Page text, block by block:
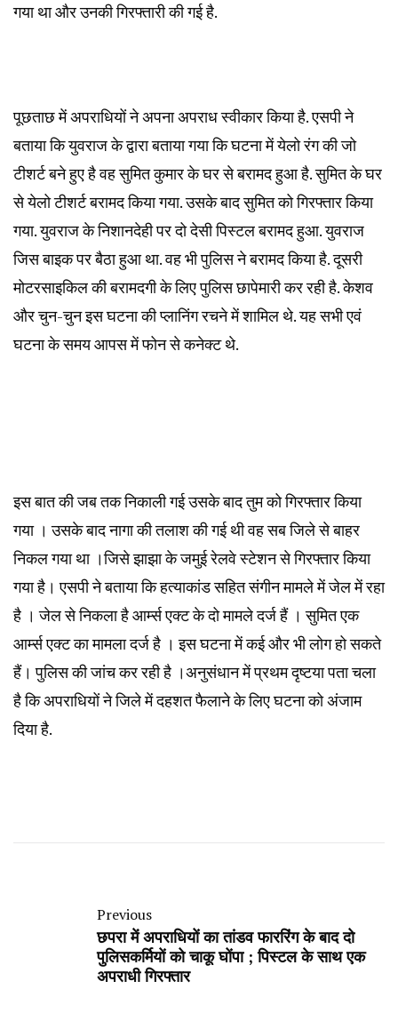
गया था और उनकी गिरफ्तारी की गई है.
पूछताछ में अपराधियों ने अपना अपराध स्वीकार किया है. एसपी ने
बताया कि युवराज के द्वारा बताया गया कि घटना में येलो रंग की जो
टीशर्ट बने हुए है वह सुमित कुमार के घर से बरामद हुआ है. सुमित के घर
से येलो टीशर्ट बरामद किया गया. उसके बाद सुमित को गिरफ्तार किया
गया. युवराज के निशानदेही पर दो देसी पिस्टल बरामद हुआ. युवराज
जिस बाइक पर बैठा हुआ था. वह भी पुलिस ने बरामद किया है. दूसरी
मोटरसाइकिल की बरामदगी के लिए पुलिस छापेमारी कर रही है. केशव
और चुन-चुन इस घटना की प्लानिंग रचने में शामिल थे. यह सभी एवं
घटना के समय आपस में फोन से कनेक्ट थे.
इस बात की जब तक निकाली गई उसके बाद तुम को गिरफ्तार किया
गया । उसके बाद नागा की तलाश की गई थी वह सब जिले से बाहर
निकल गया था ।जिसे झाझा के जमुई रेलवे स्टेशन से गिरफ्तार किया
गया है। एसपी ने बताया कि हत्याकांड सहित संगीन मामले में जेल में रहा
है । जेल से निकला है आर्म्स एक्ट के दो मामले दर्ज हैं । सुमित एक
आर्म्स एक्ट का मामला दर्ज है । इस घटना में कई और भी लोग हो सकते
हैं। पुलिस की जांच कर रही है ।अनुसंधान में प्रथम दृष्टया पता चला
है कि अपराधियों ने जिले में दहशत फैलाने के लिए घटना को अंजाम
दिया है.
Previous
छपरा में अपराधियों का तांडव फाररिंग के बाद दो
पुलिसकर्मियों को चाकू घोंपा ; पिस्टल के साथ एक
अपराधी गिरफ्तार